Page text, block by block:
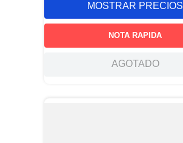
MOSTRAR PRECIOS
NOTA RAPIDA
AGOTADO